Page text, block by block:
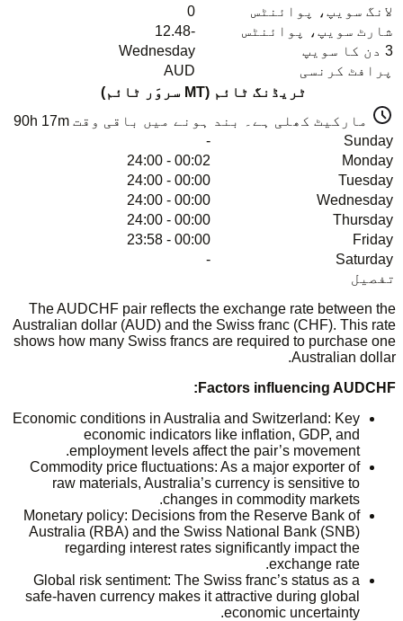
لانگ سویپ، پوائنٹس
0
شارٹ سویپ، پوائنٹس
-12.48
3 دن کا سویپ
Wednesday
پرافٹ کرنسی
AUD
ٹریڈنگ ٹائم (MT سروَر ٹائم)
مارکیٹ کھلی ہے۔ بند ہونے میں باقی وقت 90h 17m
Sunday
-
Monday
00:02 - 24:00
Tuesday
00:00 - 24:00
Wednesday
00:00 - 24:00
Thursday
00:00 - 24:00
Friday
00:00 - 23:58
Saturday
-
تفصیل
The AUDCHF pair reflects the exchange rate between the
Australian dollar (AUD) and the Swiss franc (CHF). This rate
shows how many Swiss francs are required to purchase one
Australian dollar.
Factors influencing AUDCHF:
Economic conditions in Australia and Switzerland: Key
economic indicators like inflation, GDP, and
employment levels affect the pair’s movement.
Commodity price fluctuations: As a major exporter of
raw materials, Australia’s currency is sensitive to
changes in commodity markets.
Monetary policy: Decisions from the Reserve Bank of
Australia (RBA) and the Swiss National Bank (SNB)
regarding interest rates significantly impact the
exchange rate.
Global risk sentiment: The Swiss franc’s status as a
safe-haven currency makes it attractive during global
economic uncertainty.